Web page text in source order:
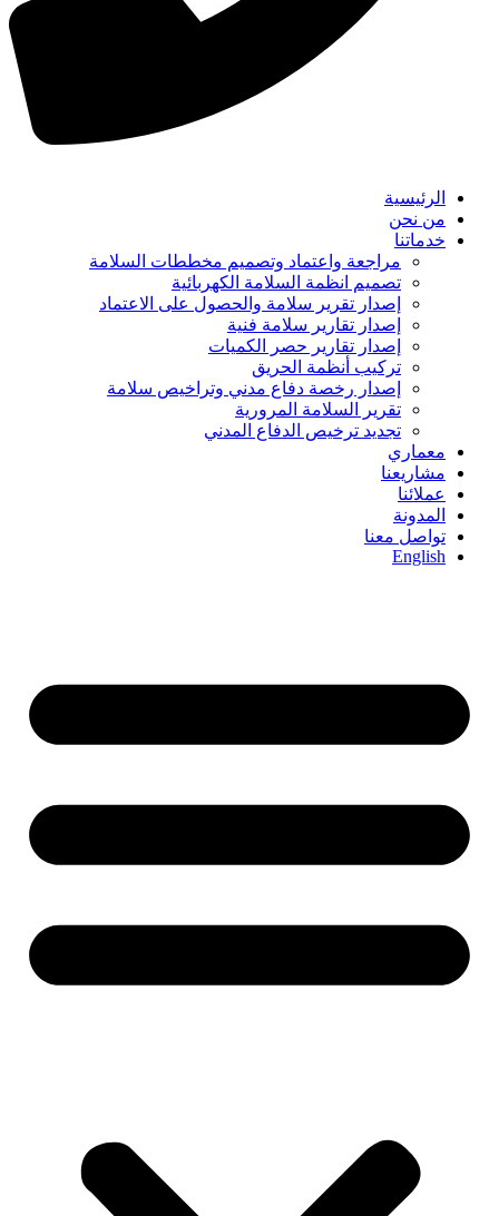
الرئيسية
من نحن
خدماتنا
مراجعة واعتماد وتصميم مخططات السلامة
تصميم انظمة السلامة الكهربائية
إصدار تقرير سلامة والحصول على الاعتماد
إصدار تقارير سلامة فنية
إصدار تقارير حصر الكميات
تركيب أنظمة الحريق
إصدار رخصة دفاع مدني وتراخيص سلامة
تقرير السلامة المرورية
تجديد ترخيص الدفاع المدني
معماري
مشاريعنا
عملائنا
المدونة
تواصل معنا
English